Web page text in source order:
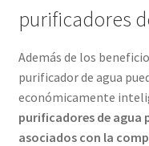
purificadores
Además de los
purificador de agua
económicamente
purificadores de agua
asociados con la